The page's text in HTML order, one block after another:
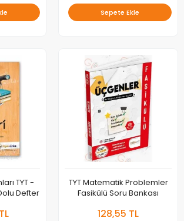
Sepete Ekle
TYT -
Defter
TYT Matematik Problemler
Fasikülü Soru Bankası
128,55 TL